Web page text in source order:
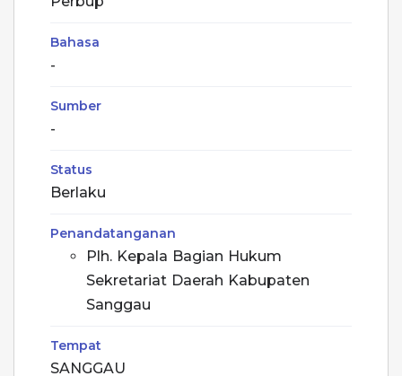
Bahasa
-
Sumber
-
Status
Berlaku
Penandatanganan
Plh. Kepala Bagian Hukum
Sekretariat Daerah Kabupaten
Sanggau
Tempat
SANGGAU